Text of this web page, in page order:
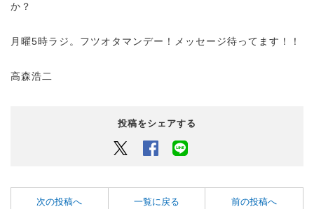
か？
月曜5時ラジ。フツオタマンデー！メッセージ待ってます！！
高森浩二
投稿をシェアする
Twitter Facebook
次の投稿へ 一覧に戻る 前の投稿へ